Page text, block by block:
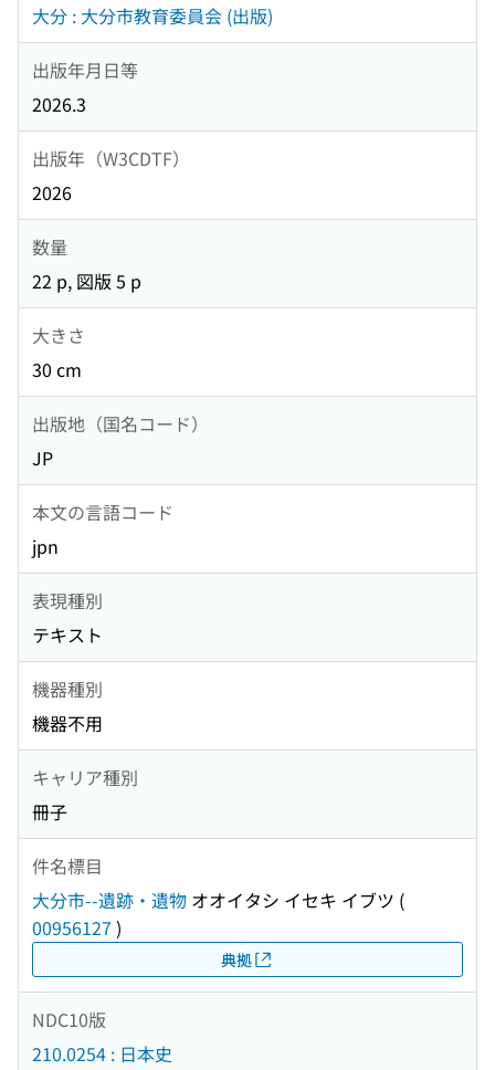
大分 : 大分市教育委員会 (出版)
出版年月日等
2026.3
出版年（W3CDTF）
2026
数量
22 p, 図版 5 p
大きさ
30 cm
出版地（国名コード）
JP
本文の言語コード
jpn
表現種別
テキスト
機器種別
機器不用
キャリア種別
冊子
件名標目
大分市--遺跡・遺物 オオイタシ イセキ イブツ (
00956127 )
典拠
NDC10版
210.0254 : 日本史